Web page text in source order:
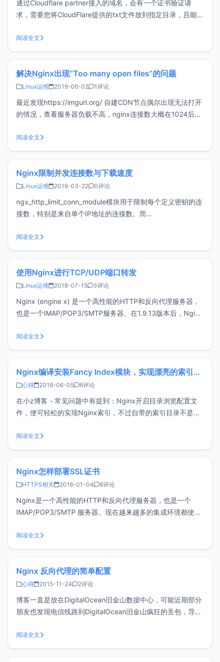
通过Cloudflare partner接入的域名，会有一个证书验证请
求，需要您将CloudFlare提供的txt文件放到指定目录，且能否
过https访问您的网站。验证的要求如下截图：通常的做法一
般是在网站目录下创建好对应目录，比如：.
阅读全文
解决Nginx出现“Too many open files”的问题
Linux运维 2019-06-02 1评论
最近发现https://imgurl.org/ 自建CDN节点偶尔出现无法打开
的情况，查看服务器负载不高，nginx连接数大概在1024后就
的，但就是出现无法打开的情况，查看nginx错误日志，出现
大量的“Too many open fil
阅读全文
Nginx限制并发连接数与下载速度
Linux运维 2019-03-22 0评论
ngx_http_limit_conn_module模块用于限制每个定义密钥的连
接数，特别是来自单个IP地址的连接数。而
Nginx内置模块，不需要额外安装。
ngx_http_limit_conn_module限制连接数#需要写在h
阅读全文
使用Nginx进行TCP/UDP端口转发
Linux运维 2018-07-15 3评论
Nginx (engine x) 是一个高性能的HTTP和反向代理服务器，
也是一个IMAP/POP3/SMTP服务器。在1.9.13版本后，Nginx
口转发》，rinetd配置简单，使用方便，但遗憾的是不支持
UDP转发。如果需要同时
阅读全文
Nginx编译安装Fancy Index模块，实现漂亮的索引目录
心得 2016-06-05 6评论
在小z博客 - 常见问题中有提到：Nginx开启目录浏览配置文
件，便可轻松的实现Nginx索引，不过自带的索引目录不是特
模块，来实现漂亮的索引目录。此方法适用于
OneinStack（LNMP）环境下编译安装Fancy Index模块，当
阅读全文
Nginx怎样部署SSL证书
HTTPS相关 2016-01-04 6评论
Nginx是一个高性能的HTTP和反向代理服务器，也是一个
IMAP/POP3/SMTP 服务器。现在越来越多的集成环境都使用
OneinStack等，如果您为了装逼（安全）考虑，打算给网站
部署SSL证书，应该如何操作呢？一、申请SSL证书国
阅读全文
Nginx 反向代理的简单配置
心得 2015-11-24 2评论
博客一直是放在DigitalOcean旧金山数据中心，可能近期部分
朋友也发现电信线路到DigitalOcean旧金山疯狂的丢包，导致
于是想到了使用Nginx反向代理。什么是反向代理，下面是度
娘的解释。反向代理（Reverse Proxy）方式是指
阅读全文